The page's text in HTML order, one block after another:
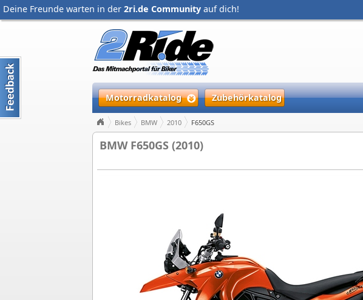
Deine Freunde warten in der 2ri.de Community auf dich!
Motorradkatalog Zubehörkatalog
Bikes BMW 2010 F650GS
BMW F650GS (2010)